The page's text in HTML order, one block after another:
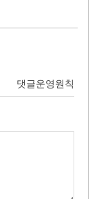
댓글운영원칙